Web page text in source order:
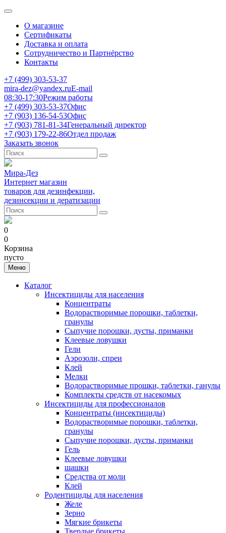
О магазине
Сертификаты
Доставка и оплата
Сотрудничество и Партнёрство
Контакты
+7 (499) 303-53-37
mira-dez@yandex.ruE-mail
08:30-17:30Режим работы
+7 (499) 303-53-37Офис
+7 (903) 136-54-53Офис
+7 (903) 781-81-34Генеральный директор
+7 (903) 179-22-86Отдел продаж
Заказать звонок
Мира-Дез
Интернет магазин
товаров для дезинфекции,
дезинсекции и дератизации
0
0
Корзина
пусто
Меню
Каталог
Инсектициды для населения
Концентраты
Водорастворимые порошки, таблетки,
гранулы
Сыпучие порошки, дусты, приманки
Клеевые ловушки
Гели
Аэрозоли, спреи
Клей
Мелки
Водорастворимые прошки, таблетки, ганулы
Комплекты средств от насекомых
Инсектициды для профессионалов
Концентраты (инсектициды)
Водорастворимые порошки, таблетки,
гранулы
Сыпучие порошки, дусты, приманки
Гель
Клеевые ловушки
шашки
Средства от моли
Клей
Родентициды для населения
Желе
Зерно
Мягкие брикеты
Твердые брикеты